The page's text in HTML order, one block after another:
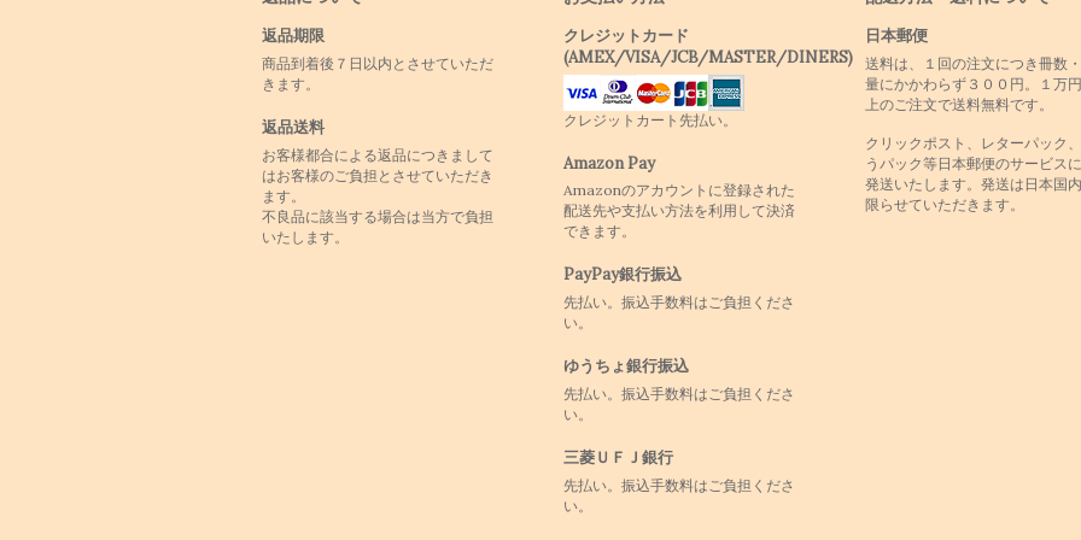
返品期限
商品到着後７日以内とさせていただ
きます。
返品送料
お客様都合による返品につきまして
はお客様のご負担とさせていただき
ます。
不良品に該当する場合は当方で負担
いたします。
クレジットカード
(AMEX/VISA/JCB/MASTER/DINERS)
クレジットカート先払い。
Amazon Pay
Amazonのアカウントに登録された
配送先や支払い方法を利用して決済
できます。
PayPay銀行振込
先払い。振込手数料はご負担くださ
い。
ゆうちょ銀行振込
先払い。振込手数料はご負担くださ
い。
三菱ＵＦＪ銀行
先払い。振込手数料はご負担くださ
い。
日本郵便
送料は、１回の注文につき冊数
量にかかわらず３００円。１万
上のご注文で送料無料です。
クリックポスト、レターパック
うパック等日本郵便のサービス
発送いたします。発送は日本国
限らせていただきます。